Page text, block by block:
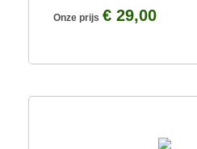
Onze prijs € 29,00